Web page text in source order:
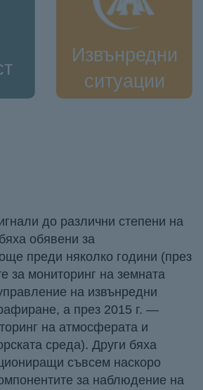
Извънредни
ситуации
до различни степени на
обявени за
преди няколко години (през
за мониторинг на земната
на извънредни
а през 2015 г. —
на атмосферата и
среда). Други бяха
съвсем наскоро
за наблюдение на